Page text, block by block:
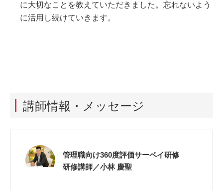
に大切なことを教えていただきました。忘れないよう
に活用し続けていきます。
講師情報・メッセージ
管理職向け360度評価サーベイ研修
研修講師／小林 慶聖